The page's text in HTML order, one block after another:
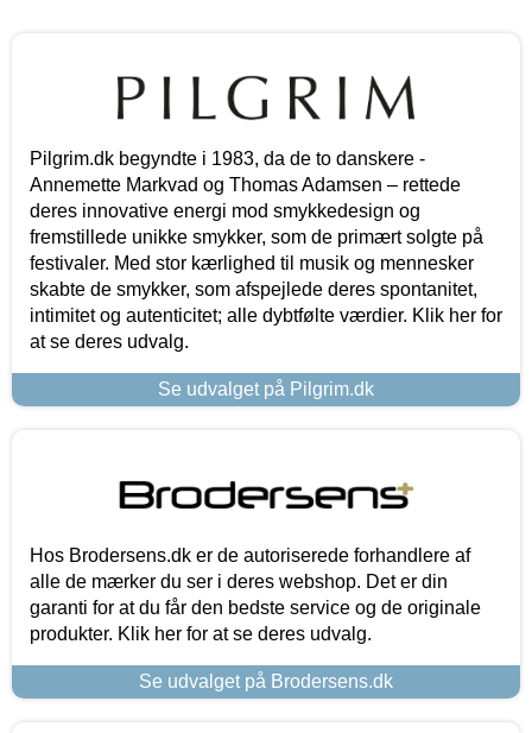
Pilgrim.dk begyndte i 1983, da de to danskere -
Annemette Markvad og Thomas Adamsen – rettede
deres innovative energi mod smykkedesign og
fremstillede unikke smykker, som de primært solgte på
festivaler. Med stor kærlighed til musik og mennesker
skabte de smykker, som afspejlede deres spontanitet,
intimitet og autenticitet; alle dybtfølte værdier. Klik her for
at se deres udvalg.
Se udvalget på Pilgrim.dk
Hos Brodersens.dk er de autoriserede forhandlere af
alle de mærker du ser i deres webshop. Det er din
garanti for at du får den bedste service og de originale
produkter. Klik her for at se deres udvalg.
Se udvalget på Brodersens.dk